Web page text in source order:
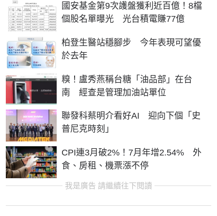
國安基金第9次護盤獲利近百億！8檔
個股名單曝光 光台積電賺77億
柏登生醫站穩腳步 今年表現可望優
於去年
糗！盧秀燕稱台糖「油品部」在台
南 經查是管理加油站單位
聯發科蔡明介看好AI 迎向下個「史
普尼克時刻」
CPI連3月破2%！7月年增2.54% 外
食、房租、機票漲不停
我是廣告 請繼續往下閱讀